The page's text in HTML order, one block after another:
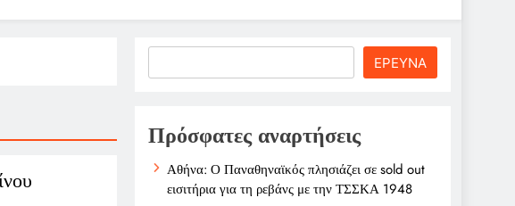
αποθεώνουν το ρόστερ του Παναθηναϊκού
η αιτία θανάτου του Μπράντον Κλαρκ
ΕΡΕΥΝΑ
Πρόσφατες αναρτήσεις
Αθήνα: Ο Παναθηναϊκός πλησιάζει σε sold out
εισιτήρια για τη ρεβάνς με την ΤΣΣΚΑ 1948